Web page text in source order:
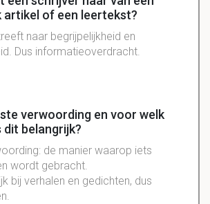
artikel of een leertekst?
naar begrijpelijkheid en
Dus informatieoverdracht.
verwoording en voor welk
belangrijk?
de manier waarop iets
wordt gebracht.
bij verhalen en gedichten, dus